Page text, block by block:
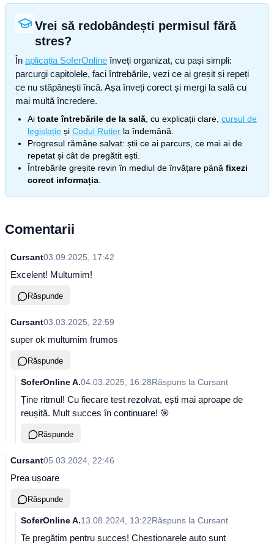
Vrei să redobândești permisul fără
stres?
În aplicația SoferOnline înveți organizat, cu pași simpli:
parcurgi capitolele, faci întrebările, vezi ce ai greșit și repeți
ce nu stăpânești încă. Așa înveți corect și mergi la sală cu
mai multă încredere.
Ai toate întrebările de la sală , cu explicații clare, cursul de
legislație și Codul Rutier la îndemână.
Progresul rămâne salvat: știi ce ai parcurs, ce mai ai de
repetat și cât de pregătit ești.
Întrebările greșite revin în mediul de învățare până fixezi
corect informația
Comentarii
Cursant03.09.2025, 17:42
Excelent! Multumim!
Răspunde
Cursant03.03.2025, 22:59
super ok multumim frumos
Răspunde
SoferOnline A.04.03.2025, 16:28Răspuns la Cursant
Ține ritmul! Cu fiecare test rezolvat, ești mai aproape de
reușită. Mult succes în continuare! 🎯
Răspunde
Cursant05.03.2024, 22:46
Prea ușoare
Răspunde
SoferOnline A.13.08.2024, 13:22Răspuns la Cursant
Te pregătim pentru succes! Chestionarele auto sunt